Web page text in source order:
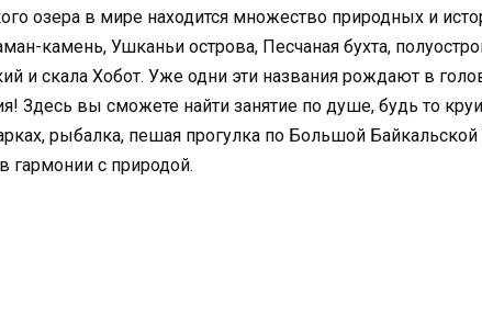
озера в мире находится множество природных и
камень, Ушканьи острова, Песчаная бухта,
и скала Хобот. Уже одни эти названия рождают в
Здесь вы сможете найти занятие по душе, будь то
рыбалка, пешая прогулка по Большой Байкальской
гармонии с природой.